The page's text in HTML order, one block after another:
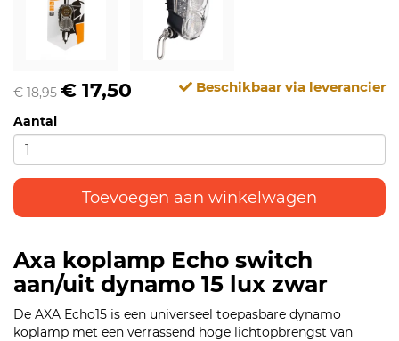
€ 18,95 € 17,50 Beschikbaar via leverancier
Aantal
Toevoegen aan winkelwagen
Axa koplamp Echo switch
aan/uit dynamo 15 lux zwar
De AXA Echo15 is een universeel toepasbare dynamo
koplamp met een verrassend hoge lichtopbrengst van